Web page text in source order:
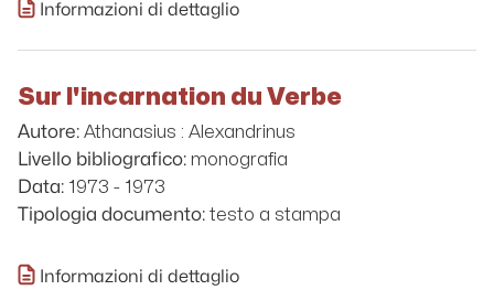
Informazioni di dettaglio
Sur l'incarnation du Verbe
Autore: Athanasius : Alexandrinus
Livello bibliografico: monografia
Data: 1973 - 1973
Tipologia documento: testo a stampa
Informazioni di dettaglio